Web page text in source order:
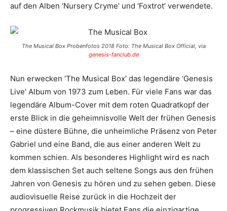
auf den Alben ‘Nursery Cryme’ und ‘Foxtrot’ verwendete.
The Musical Box Probenfotos 2018 Foto: The Musical Box Official, via
genesis-fanclub.de
Nun erwecken ‘The Musical Box’ das legendäre ‘Genesis
Live’ Album von 1973 zum Leben. Für viele Fans war das
legendäre Album-Cover mit dem roten Quadratkopf der
erste Blick in die geheimnisvolle Welt der frühen Genesis
– eine düstere Bühne, die unheimliche Präsenz von Peter
Gabriel und eine Band, die aus einer anderen Welt zu
kommen schien. Als besonderes Highlight wird es nach
dem klassischen Set auch seltene Songs aus den frühen
Jahren von Genesis zu hören und zu sehen geben. Diese
audiovisuelle Reise zurück in die Hochzeit der